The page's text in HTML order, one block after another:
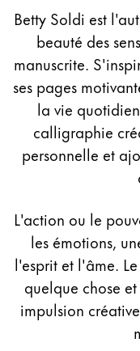
Pour Android
Peinture et Dessiner
Aquarelle
Crayons de
Black Magic
Accessoires et
Recharges
Encres /
Pièces de
Betty
Soldi
Betty Soldi est
beauté des
manuscrite.
ses pages
la vie
calligraphie
personnelle et
L'action ou le
les émotions,
l'esprit et l'âme.
quelque chose
impulsion